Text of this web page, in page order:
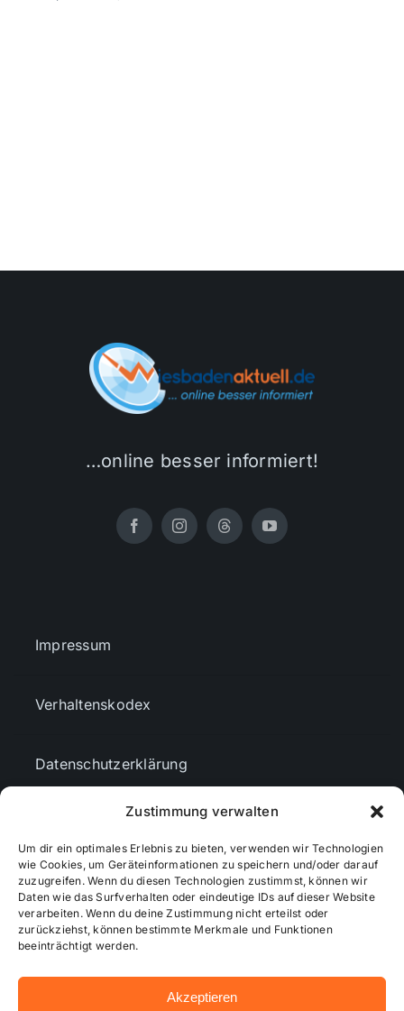
Zustimmung verwalten
Um dir ein optimales Erlebnis zu bieten, verwenden wir Technologien
wie Cookies, um Geräteinformationen zu speichern und/oder darauf
zuzugreifen. Wenn du diesen Technologien zustimmst, können wir
Daten wie das Surfverhalten oder eindeutige IDs auf dieser Website
verarbeiten. Wenn du deine Zustimmung nicht erteilst oder
zurückziehst, können bestimmte Merkmale und Funktionen
beeinträchtigt werden.
Akzeptieren
…online besser informiert!
Impressum
Verhaltenskodex
Datenschutzerklärung
Cookie-Richtlinie (EU)
Mediendaten